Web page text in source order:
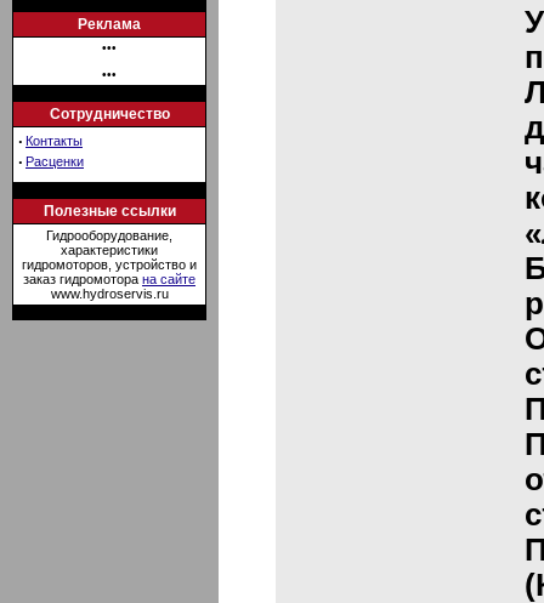
Реклама
•••
•••
Сотрудничество
· Контакты
· Расценки
Полезные ссылки
Гидрооборудование,
характеристики
гидромоторов, устройство и
заказ гидромотора на сайте
www.hydroservis.ru